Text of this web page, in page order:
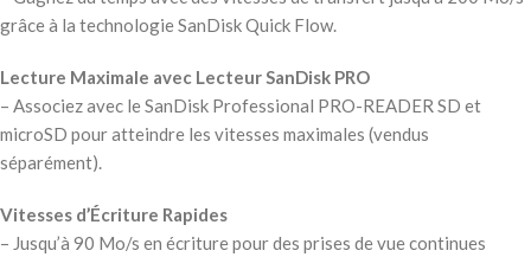
grâce à la technologie SanDisk Quick Flow.
Lecture Maximale avec Lecteur SanDisk PRO
– Associez avec le SanDisk Professional PRO-READER SD et
microSD pour atteindre les vitesses maximales (vendus
séparément).
Vitesses d’Écriture Rapides
– Jusqu’à 90 Mo/s en écriture pour des prises de vue continues